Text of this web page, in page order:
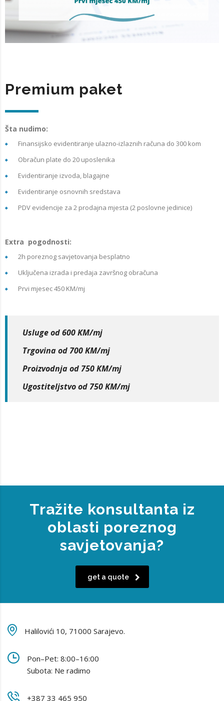
Premium paket
Šta nudimo:
Finansijsko evidentiranje ulazno-izlaznih računa do 300 kom
Obračun plate do 20 uposlenika
Evidentiranje izvoda, blagajne
Evidentiranje osnovnih sredstava
PDV evidencije za 2 prodajna mjesta (2 poslovne jedinice)
Extra pogodnosti:
2h poreznog savjetovanja besplatno
Uključena izrada i predaja završnog obračuna
Prvi mjesec 450 KM/mj
Usluge od 600 KM/mj
Trgovina od 700 KM/mj
Proizvodnja od 750 KM/mj
Ugostiteljstvo od 750 KM/mj
Tražite konsultanta iz
oblasti poreznog
savjetovanja?
get a quote
Halilovići 10, 71000 Sarajevo.
Pon–Pet: 8:00–16:00
Subota: Ne radimo
+387 33 465 950